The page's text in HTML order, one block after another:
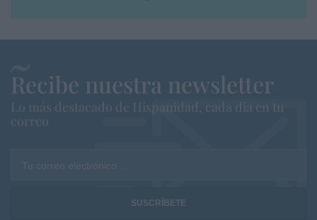
Recibe nuestra newsletter
Lo más destacado de Hispanidad, cada dia en tu
correo
Tu correo electrónico...